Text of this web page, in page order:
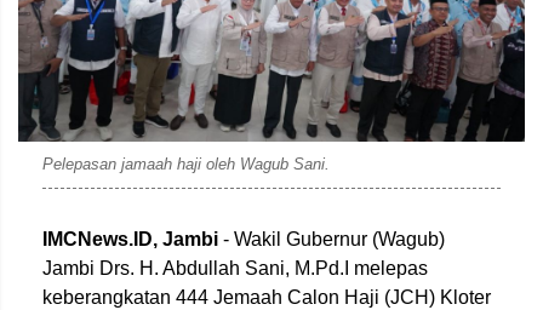
Pelepasan jamaah haji oleh Wagub Sani.
IMCNews.ID, Jambi - Wakil Gubernur (Wagub)
Jambi Drs. H. Abdullah Sani, M.Pd.I melepas
keberangkatan 444 Jemaah Calon Haji (JCH) Kloter